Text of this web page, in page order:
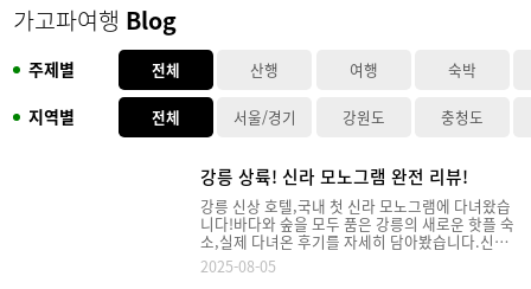
가고파여행 Blog
주제별 전체 산행 여행 숙박
지역별 전체 서울/경기 강원도 충청도
강릉 상륙! 신라 모노그램 완전 리뷰!
강릉 신상 호텔,국내 첫 신라 모노그램에 다녀왔습
니다!바다와 숲을 모두 품은 강릉의 새로운 핫플 숙
소,실제 다녀온 후기를 자세히 담아봤습니다.신라
모노그램은 삼성그룹 계열사호텔 신라에서 운영하
는프리미엄 리이프스타일 브랜드예요. 첫 지점은
2025-08-05